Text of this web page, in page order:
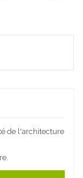
de l'architecture